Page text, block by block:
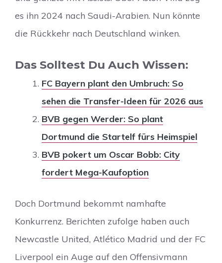
es ihn 2024 nach Saudi-Arabien. Nun könnte
die Rückkehr nach Deutschland winken.
Das Solltest Du Auch Wissen:
FC Bayern plant den Umbruch: So
sehen die Transfer-Ideen für 2026 aus
BVB gegen Werder: So plant
Dortmund die Startelf fürs Heimspiel
BVB pokert um Oscar Bobb: City
fordert Mega-Kaufoption
Doch Dortmund bekommt namhafte
Konkurrenz. Berichten zufolge haben auch
Newcastle United, Atlético Madrid und der FC
Liverpool ein Auge auf den Offensivmann